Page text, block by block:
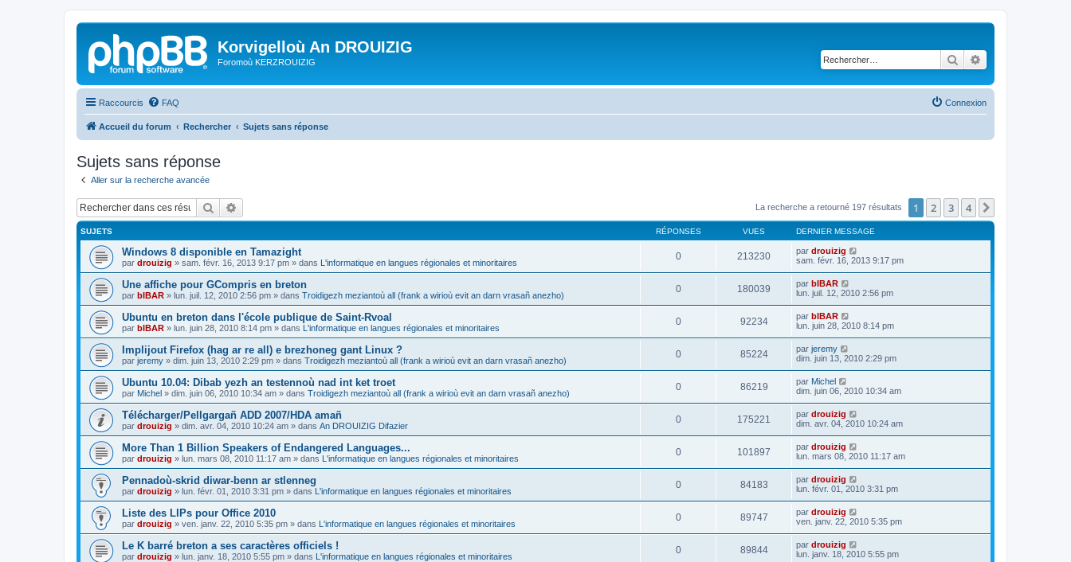
Korvigelloù An DROUIZIG
Foromoù KERZROUIZIG Rechercher
Raccourcis FAQ Connexion
Accueil du forum Rechercher Sujets sans réponse
Sujets sans réponse
Aller sur la recherche avancée
Rechercher La recherche a retourné 197 résultats 1 2 3 4
SUJETS RÉPONSES VUES DERNIER MESSAGE
Windows 8 disponible en Tamazight
par drouizig » sam. févr. 16, 2013 9:17 pm » dans L'informatique en langues régionales et minoritaires
0 213230 par drouizig
sam. févr. 16, 2013 9:17 pm
Une affiche pour GCompris en breton
par bIBAR » lun. juil. 12, 2010 2:56 pm » dans Troidigezh meziantoù all (frank a wirioù evit an darn vrasañ anezho)
0 180039 par bIBAR
lun. juil. 12, 2010 2:56 pm
Ubuntu en breton dans l'école publique de Saint-Rvoal
par bIBAR » lun. juin 28, 2010 8:14 pm » dans L'informatique en langues régionales et minoritaires
0 92234 par bIBAR
lun. juin 28, 2010 8:14 pm
Implijout Firefox (hag ar re all) e brezhoneg gant Linux ?
par jeremy » dim. juin 13, 2010 2:29 pm » dans Troidigezh meziantoù all (frank a wirioù evit an darn vrasañ anezho)
0 85224 par jeremy
dim. juin 13, 2010 2:29 pm
Ubuntu 10.04: Dibab yezh an testennoù nad int ket troet
par Michel » dim. juin 06, 2010 10:34 am » dans Troidigezh meziantoù all (frank a wirioù evit an darn vrasañ anezho)
0 86219 par Michel
dim. juin 06, 2010 10:34 am
Télécharger/Pellgargañ ADD 2007/HDA amañ
par drouizig » dim. avr. 04, 2010 10:24 am » dans An DROUIZIG Difazier
0 175221 par drouizig
dim. avr. 04, 2010 10:24 am
More Than 1 Billion Speakers of Endangered Languages...
par drouizig » lun. mars 08, 2010 11:17 am » dans L'informatique en langues régionales et minoritaires
0 101897 par drouizig
lun. mars 08, 2010 11:17 am
Pennadoù-skrid diwar-benn ar stlenneg
par drouizig » lun. févr. 01, 2010 3:31 pm » dans L'informatique en langues régionales et minoritaires
0 84183 par drouizig
lun. févr. 01, 2010 3:31 pm
Liste des LIPs pour Office 2010
par drouizig » ven. janv. 22, 2010 5:35 pm » dans L'informatique en langues régionales et minoritaires
0 89747 par drouizig
ven. janv. 22, 2010 5:35 pm
Le K barré breton a ses caractères officiels !
par drouizig » lun. janv. 18, 2010 5:55 pm » dans L'informatique en langues régionales et minoritaires
0 89844 par drouizig
lun. janv. 18, 2010 5:55 pm